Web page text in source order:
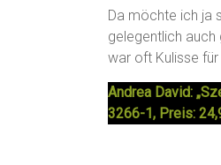
Da möchte ich ja
gelegentlich auch
war oft Kulisse für
Andrea David:
3266-1, Preis: